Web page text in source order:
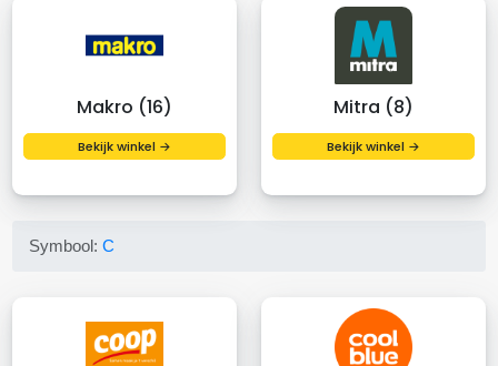
Makro (16)
Bekijk winkel →
Mitra (8)
Bekijk winkel →
Symbool:C